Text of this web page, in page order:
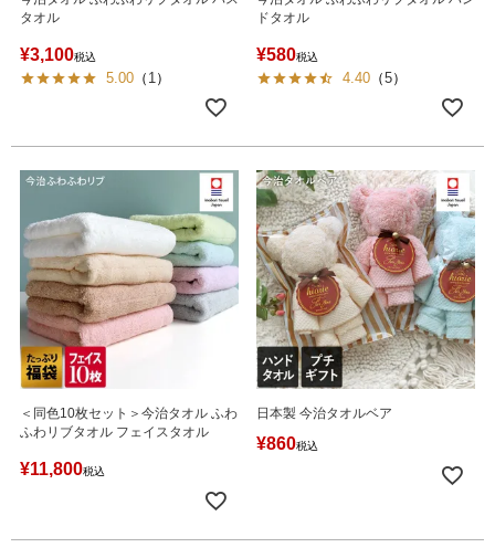
タオル
¥3,100税込
5.00 （ 1）
ドタオル
¥580税込
4.40 （5）
＜同色10枚セット＞今治タオル ふわ
ふわリブタオル フェイスタオル
¥11,800税込
日本製 今治タオルベア
¥860税込